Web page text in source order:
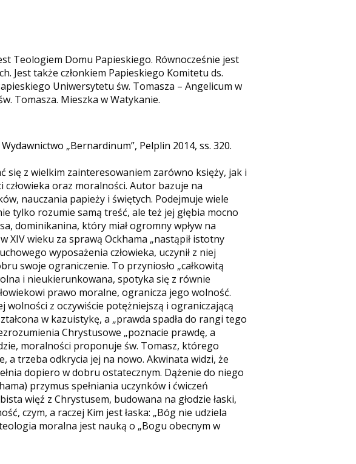
Teologiem Domu Papieskiego. Równocześnie jest
Jest także członkiem Papieskiego Komitetu ds.
Uniwersytetu św. Tomasza – Angelicum w
Tomasza. Mieszka w Watykanie.
Wydawnictwo „Bernardinum”, Pelplin 2014, ss. 320.
z wielkim zainteresowaniem zarówno księży, jak i
oraz moralności. Autor bazuje na
nauczania papieży i świętych. Podejmuje wiele
tylko rozumie samą treść, ale też jej głębia mocno
dominikanina, który miał ogromny wpływ na
wieku za sprawą Ockhama „nastąpił istotny
wyposażenia człowieka, uczynił z niej
swoje ograniczenie. To przyniosło „całkowitą
i nieukierunkowana, spotyka się z równie
prawo moralne, ogranicza jego wolność.
wolności z oczywiście potężniejszą i ograniczającą
w kazuistykę, a „prawda spadła do rangi tego
Chrystusowe „poznacie prawdę, a
moralności proponuje św. Tomasz, którego
trzeba odkrycia jej na nowo. Akwinata widzi, że
dopiero w dobru ostatecznym. Dążenie do niego
przymus spełniania uczynków i ćwiczeń
więź z Chrystusem, budowana na głodzie łaski,
czym, a raczej Kim jest łaska: „Bóg nie udziela
moralna jest nauką o „Bogu obecnym w